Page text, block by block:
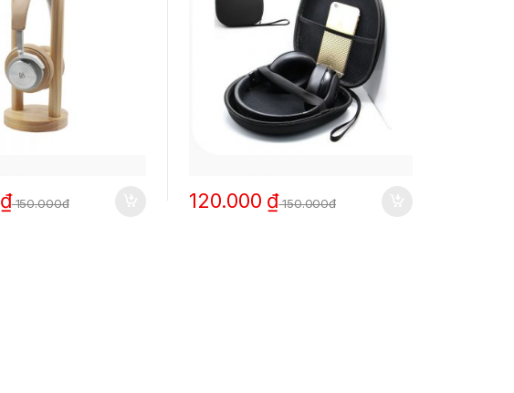
₫150.000đ 120.000 ₫150.000đ